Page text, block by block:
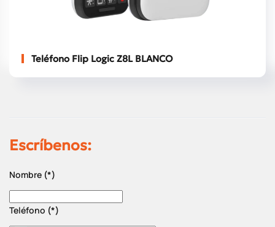
Teléfono Flip Logic Z8L BLANCO
Escríbenos:
Nombre (*)
Teléfono (*)